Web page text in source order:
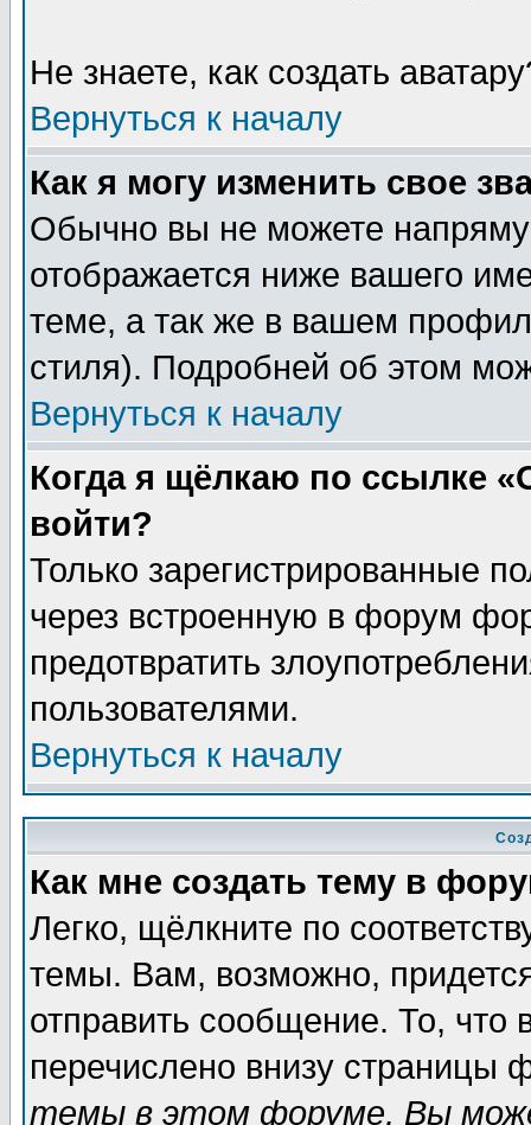
Не знаете, как создать
Вернуться к началу
Как я могу изменить свое
Обычно вы не можете
отображается ниже вашего
теме, а так же в вашем
стиля). Подробней об этом
Вернуться к началу
Когда я щёлкаю по ссылке
войти?
Только зарегистрированные
через встроенную в форум
предотвратить
пользователями.
Вернуться к началу
Как мне создать тему в
Легко, щёлкните по
темы. Вам, возможно,
отправить сообщение. То,
перечислено внизу страницы
темы в этом форуме, Вы